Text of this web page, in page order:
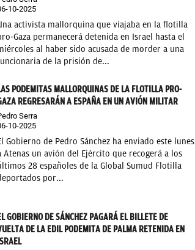
10-2025
activista mallorquina que viajaba en la flotilla
Gaza permanecerá detenida en Israel hasta el
al haber sido acusada de morder a una
de la prisión de...
PODEMITAS MALLORQUINAS DE LA FLOTILLA PRO-
REGRESARÁN A ESPAÑA EN UN AVIÓN MILITAR
Serra
10-2025
Gobierno de Pedro Sánchez ha enviado este lunes
Atenas un avión del Ejército que recogerá a los
28 españoles de la Global Sumud Flotilla
por...
GOBIERNO DE SÁNCHEZ PAGARÁ EL BILLETE DE
DE LA EDIL PODEMITA DE PALMA RETENIDA EN